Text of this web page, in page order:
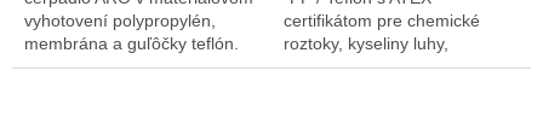
vyhotovení polypropylén,
membrána a guľôčky teflón.
Max. výkon čerpadla
certifikátom pre chemické
roztoky, kyseliny luhy,
galvanické prevádzky,